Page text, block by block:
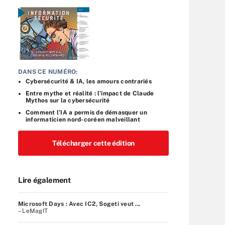
DANS CE NUMÉRO:
Cybersécurité & IA, les amours contrariés
Entre mythe et réalité : l’impact de Claude
Mythos sur la cybersécurité
Comment l’IA a permis de démasquer un
informaticien nord-coréen malveillant
Télécharger cette édition
Lire également
Microsoft Days : Avec IC2, Sogeti veut ...
– LeMagIT